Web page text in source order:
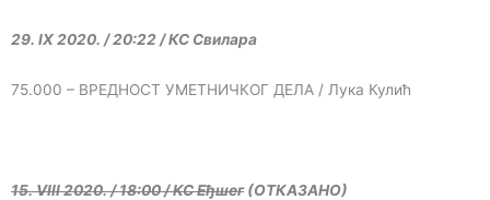
29. IX 2020. / 20:22 / КС Свилара
75.000 – ВРЕДНОСТ УМЕТНИЧКОГ ДЕЛА / Лука Кулић
15. VIII 2020. / 18:00 / КС Еђшег(ОТКАЗАНО)